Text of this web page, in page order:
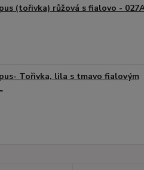
(tořivka) růžová s fialovo -
Tořivka, lila s tmavo fialovým